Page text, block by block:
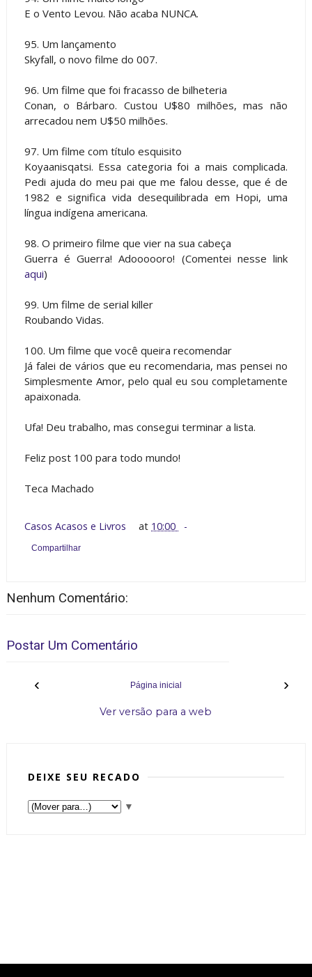
E o Vento Levou. Não acaba NUNCA.
95. Um lançamento
Skyfall, o novo filme do 007.
96. Um filme que foi fracasso de bilheteria
Conan, o Bárbaro. Custou U$80 milhões, mas não
arrecadou nem U$50 milhões.
97. Um filme com título esquisito
Koyaanisqatsi. Essa categoria foi a mais complicada.
Pedi ajuda do meu pai que me falou desse, que é de
1982 e significa vida desequilibrada em Hopi, uma
língua indígena americana.
98. O primeiro filme que vier na sua cabeça
Guerra é Guerra! Adoooooro! (Comentei nesse link
aqui)
99. Um filme de serial killer
Roubando Vidas.
100. Um filme que você queira recomendar
Já falei de vários que eu recomendaria, mas pensei no
Simplesmente Amor, pelo qual eu sou completamente
apaixonada.
Ufa! Deu trabalho, mas consegui terminar a lista.
Feliz post 100 para todo mundo!
Teca Machado
Casos Acasos e Livros at 10:00
Compartilhar
Nenhum Comentário:
Postar Um Comentário
‹ ›
Página inicial
Ver versão para a web
DEIXE SEU RECADO
▼